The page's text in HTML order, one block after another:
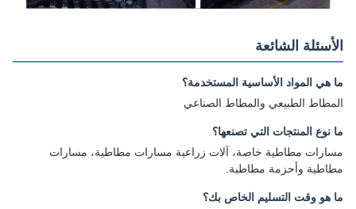
الأسئلة الشائعة
ما هي المواد الأساسية المستخدمة؟
المطاط الطبيعي والمطاط الصناعي
ما نوع المنتجات التي تصنعها؟
مسارات مطاطية خاصة، آلات زراعية مسارات مطاطية، مسارات
مطاطية وأحزمة مطاطية.
ما هو وقت التسليم الخاص بك؟